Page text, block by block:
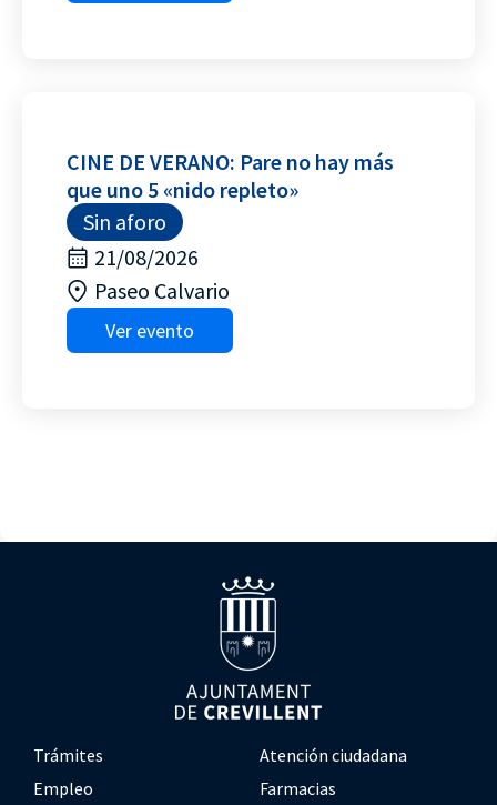
CINE DE VERANO: Pare no hay más
que uno 5 «nido repleto»
Sin aforo
21/08/2026
Paseo Calvario
Ver evento
Trámites
Atención ciudadana
Empleo
Farmacias